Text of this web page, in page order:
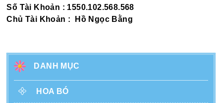
Số Tài Khoản : 1550.102.568.568
Chủ Tài Khoản : Hồ Ngọc Bằng
DANH MỤC
HOA BÓ